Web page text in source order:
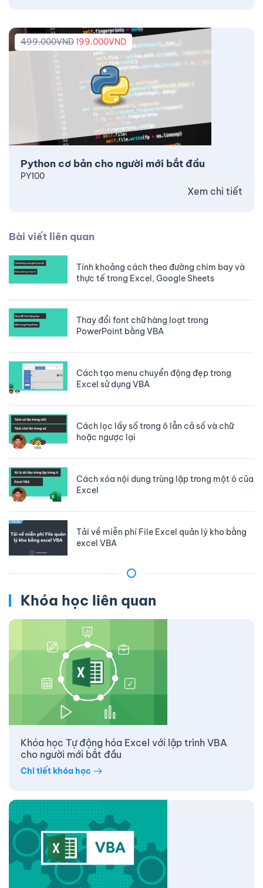
Python cơ bản cho người mới bắt đầu
499.000VND199.000VND
PY100
Xem chi tiết
Bài viết liên quan
Tính khoảng cách theo đường chim bay và
thực tế trong Excel, Google Sheets
Thay đổi font chữ hàng loạt trong
PowerPoint bằng VBA
Cách tạo menu chuyển động đẹp trong
Excel sử dụng VBA
Cách lọc lấy số trong ô lẫn cả số và chữ
hoặc ngược lại
Cách xóa nội dung trùng lặp trong một ô của
Excel
Tải về miễn phí File Excel quản lý kho bằng
excel VBA
Khóa học liên quan
Khóa học Tự động hóa Excel với lập trình VBA
cho người mới bắt đầu
Chi tiết khóa học